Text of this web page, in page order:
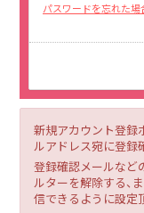
パスワードを忘れた場
新規アカウント登録
ルアドレス宛に登録
登録確認メールなど
ルターを解除する、
信できるように設定